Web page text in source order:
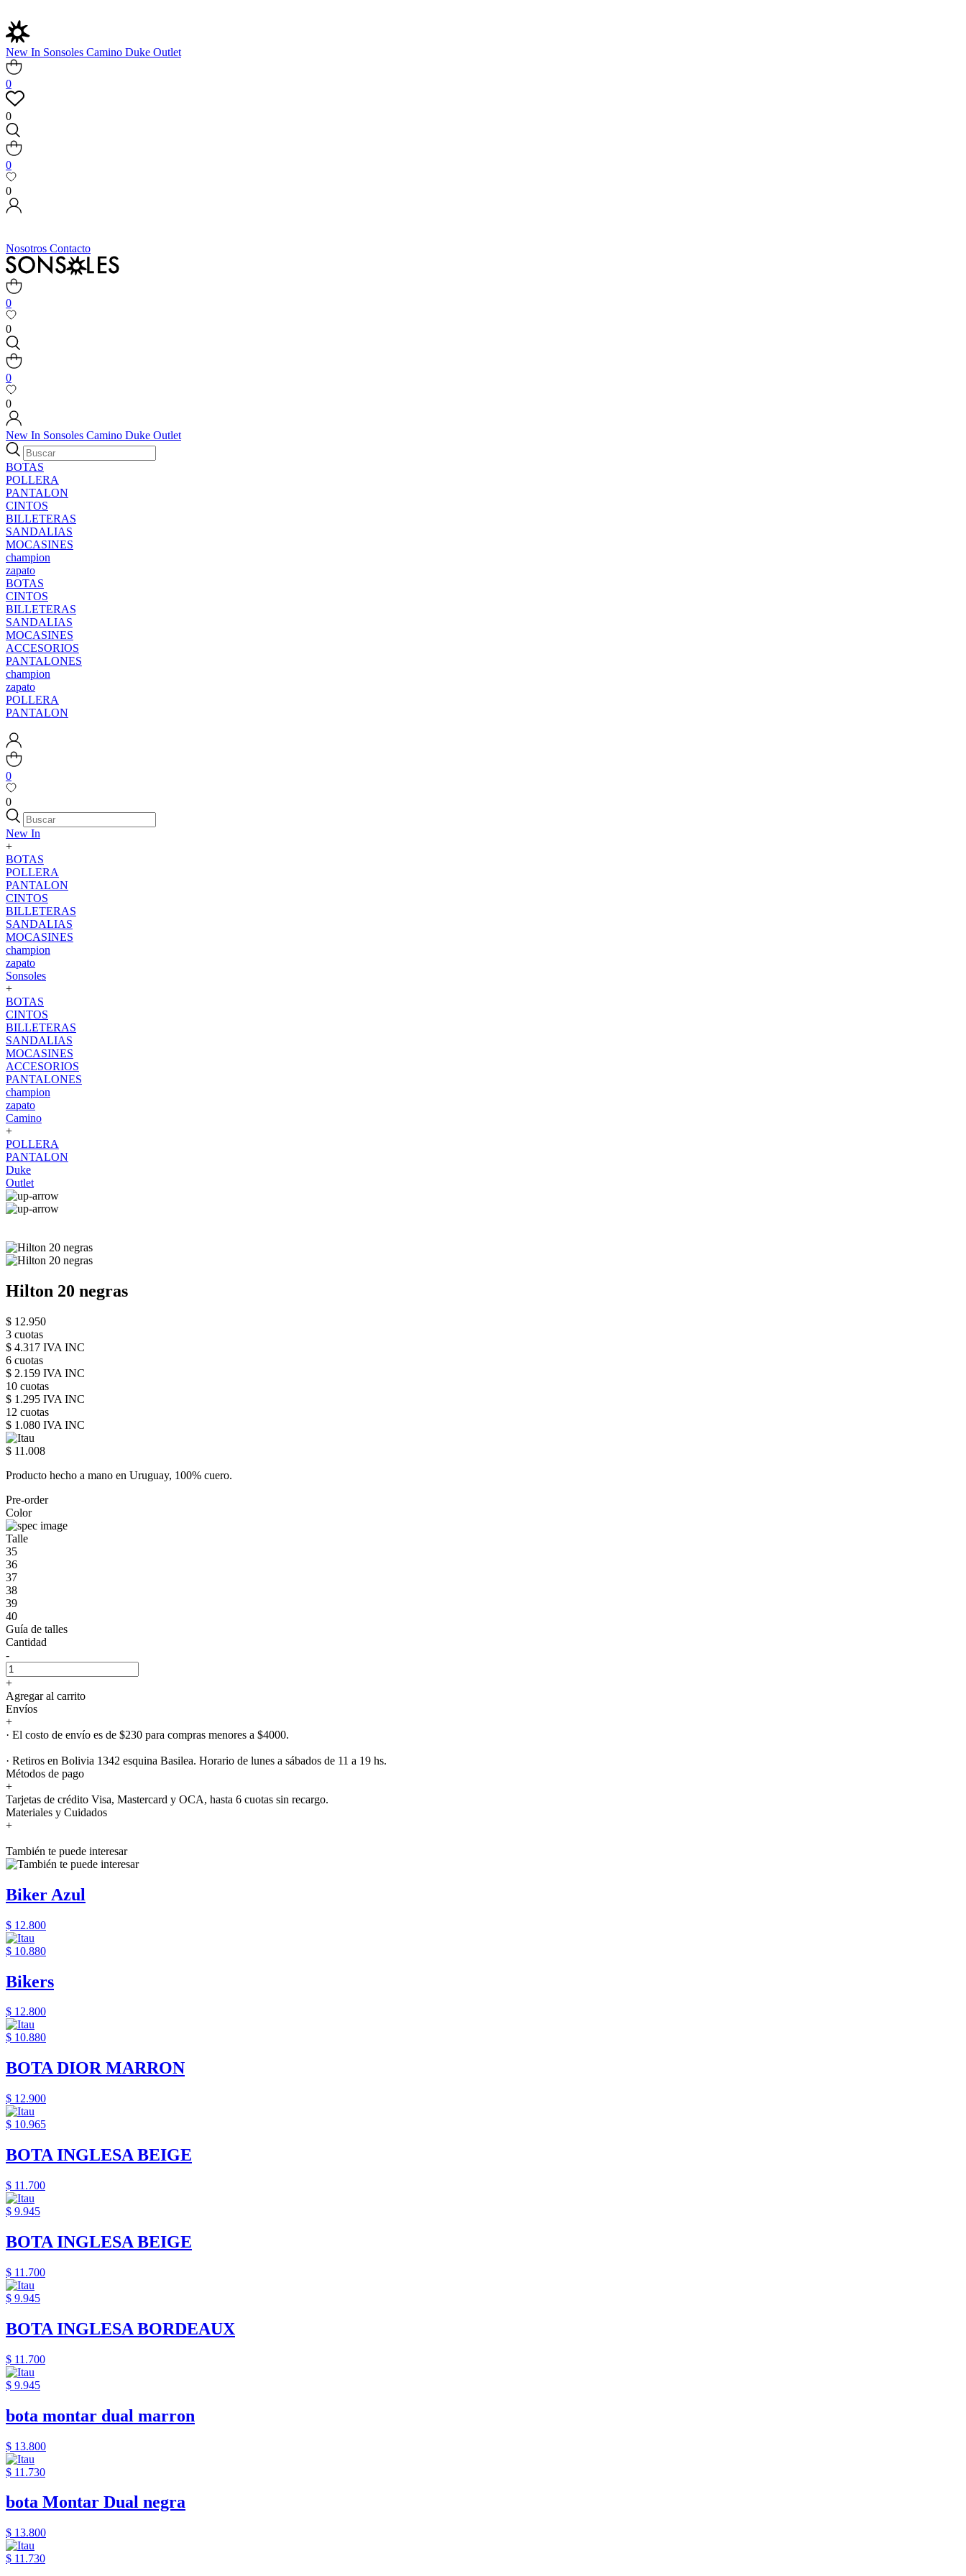
New In Sonsoles Camino Duke Outlet
0
0
0
0
Nosotros Contacto
0
0
0
0
New In Sonsoles Camino Duke Outlet
BOTAS
POLLERA
PANTALON
CINTOS
BILLETERAS
SANDALIAS
MOCASINES
champion
zapato
BOTAS
CINTOS
BILLETERAS
SANDALIAS
MOCASINES
ACCESORIOS
PANTALONES
champion
zapato
POLLERA
PANTALON
0
0
New In
+
BOTAS
POLLERA
PANTALON
CINTOS
BILLETERAS
SANDALIAS
MOCASINES
champion
zapato
Sonsoles
+
BOTAS
CINTOS
BILLETERAS
SANDALIAS
MOCASINES
ACCESORIOS
PANTALONES
champion
zapato
Camino
+
POLLERA
PANTALON
Duke
Outlet
Hilton 20 negras
$ 12.950
3 cuotas
$ 4.317 IVA INC
6 cuotas
$ 2.159 IVA INC
10 cuotas
$ 1.295 IVA INC
12 cuotas
$ 1.080 IVA INC
$ 11.008
Producto hecho a mano en Uruguay, 100% cuero.
Pre-order
Color
Talle
35
36
37
38
39
40
Guía de talles
Cantidad
-
+
Agregar al carrito
Envíos
+
· El costo de envío es de $230 para compras menores a $4000.
· Retiros en Bolivia 1342 esquina Basilea. Horario de lunes a sábados de 11 a 19 hs.
Métodos de pago
+
Tarjetas de crédito Visa, Mastercard y OCA, hasta 6 cuotas sin recargo.
Materiales y Cuidados
+
También te puede interesar
Biker Azul
$ 12.800
$ 10.880
Bikers
$ 12.800
$ 10.880
BOTA DIOR MARRON
$ 12.900
$ 10.965
BOTA INGLESA BEIGE
$ 11.700
$ 9.945
BOTA INGLESA BEIGE
$ 11.700
$ 9.945
BOTA INGLESA BORDEAUX
$ 11.700
$ 9.945
bota montar dual marron
$ 13.800
$ 11.730
bota Montar Dual negra
$ 13.800
$ 11.730